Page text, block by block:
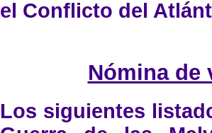
el Conflicto del
Nómina de
Los siguientes